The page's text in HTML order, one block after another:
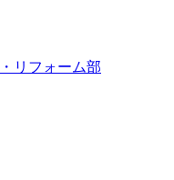
リフォーム部